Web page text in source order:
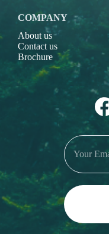
COMPANY
About us
Contact us
Brochure